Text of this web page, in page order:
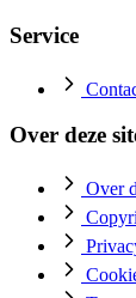
Service
Over deze
Over